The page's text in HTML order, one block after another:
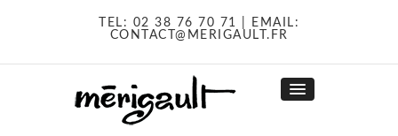
TEL: 02 38 76 70 71
| EMAIL:
CONTACT@MERIGAULT.FR